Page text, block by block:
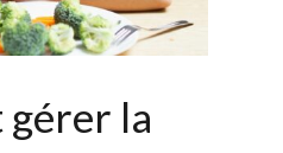
gérer la